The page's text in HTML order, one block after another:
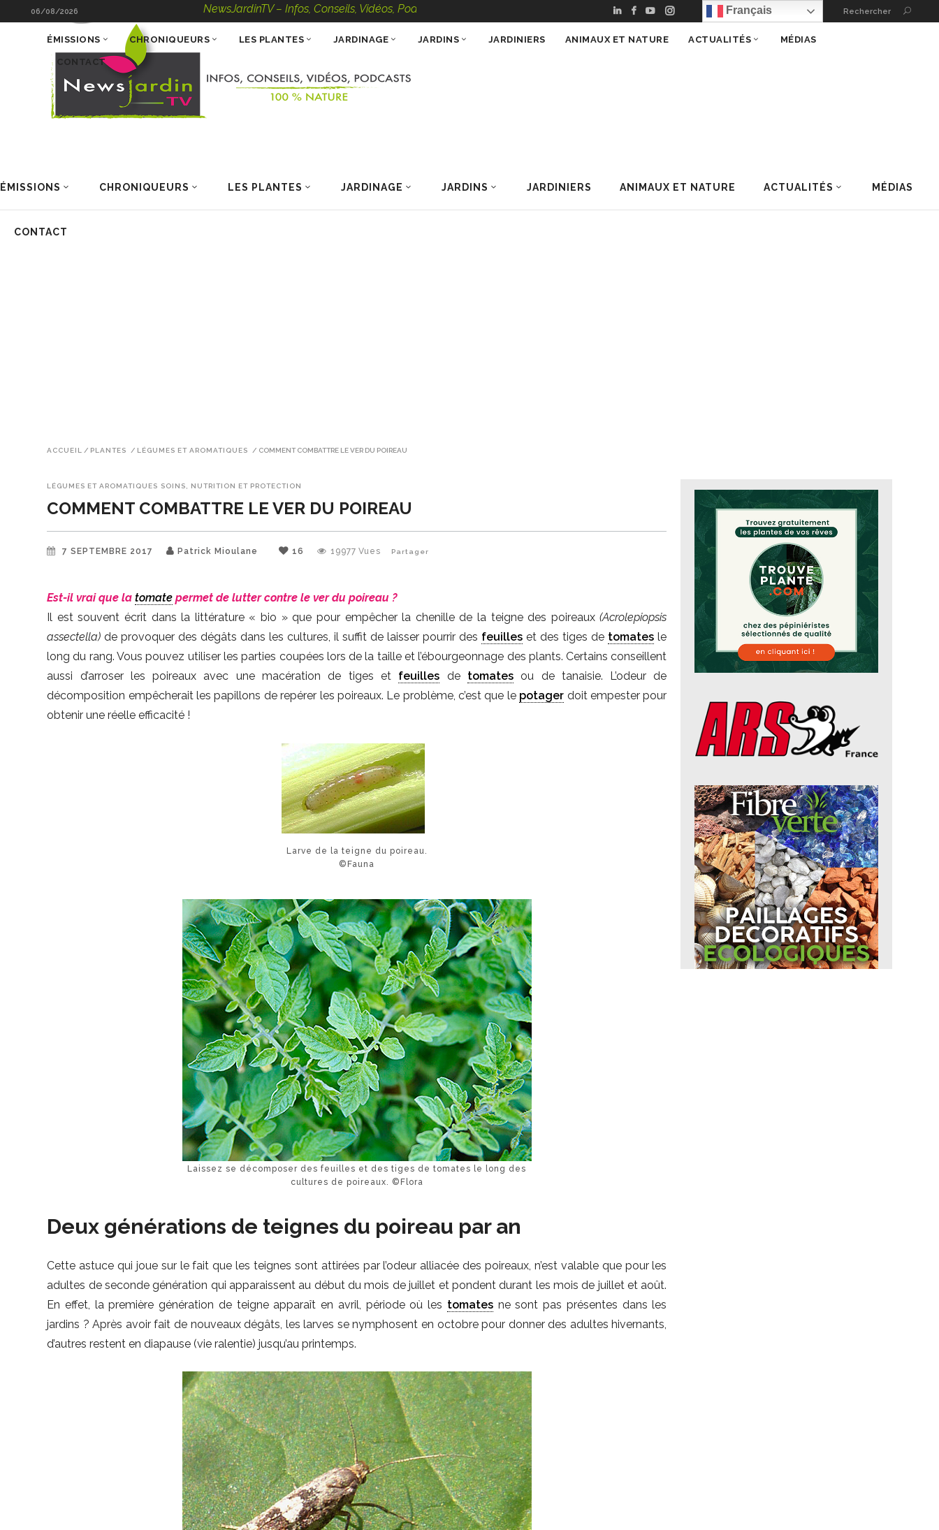
06/08/2026 NewsJardinTV – Infos, Conseils, Vidéos, Podcasts – 100 % Nature Français Rechercher
ÉMISSIONS CHRONIQUEURS LES PLANTES JARDINAGE JARDINS JARDINIERS ANIMAUX ET NATURE ACTUALITÉS MÉDIAS
CONTACT
ÉMISSIONS CHRONIQUEURS LES PLANTES JARDINAGE JARDINS JARDINIERS ANIMAUX ET NATURE ACTUALITÉS MÉDIAS
CONTACT
ACCUEIL / PLANTES / LÉGUMES ET AROMATIQUES / COMMENT COMBATTRE LE VER DU POIREAU
LÉGUMES ET AROMATIQUES SOINS, NUTRITION ET PROTECTION
COMMENT COMBATTRE LE VER DU POIREAU
7 SEPTEMBRE 2017 Patrick Mioulane 16 19977 Vues Partager
Est-il vrai que latomate permet de lutter contre le ver du poireau ?
Il est souvent écrit dans la littérature « bio » que pour empêcher la chenille de la teigne des poireaux(Acrolepiopsis
assectella) de provoquer des dégâts dans les cultures, il suffit de laisser pourrir des feuilles et des tiges de tomates le
long du rang. Vous pouvez utiliser les parties coupées lors de la taille et l’ébourgeonnage des plants. Certains conseillent
aussi d’arroser les poireaux avec une macération de tiges et feuilles de tomatesou de tanaisie. L’odeur de
décomposition empêcherait les papillons de repérer les poireaux. Le problème, c’est que le potager doit empester pour
obtenir une réelle efficacité !
Larve de la teigne du poireau.
©Fauna
Laissez se décomposer des feuilles et des tiges de tomates le long des
cultures de poireaux. ©Flora
Deux générations de teignes du poireau par an
Cette astuce qui joue sur le fait que les teignes sont attirées par l’odeur alliacée des poireaux, n’est valable que pour les
adultes de seconde génération qui apparaissent au début du mois de juillet et pondent durant les mois de juillet et août.
En effet, la première génération de teigne apparaît en avril, période où les tomatesne sont pas présentes dans les
jardins ? Après avoir fait de nouveaux dégâts, les larves se nymphosent en octobre pour donner des adultes hivernants,
d’autres restent en diapause (vie ralentie) jusqu’au printemps.